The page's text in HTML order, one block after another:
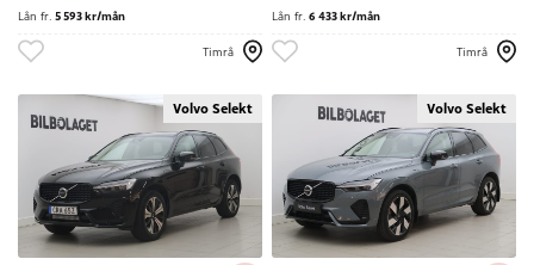
Lån fr. 5 593 kr/mån
Timrå
Lån fr. 6 433 kr/mån
Timrå
Volvo Selekt Volvo Selekt